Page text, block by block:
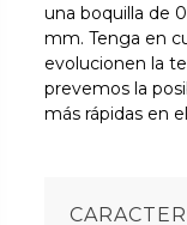
una boquilla de
mm. Tenga en
evolucionen la
prevemos la
más rápidas en